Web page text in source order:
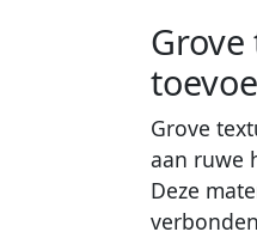
Grove
aan ruwe
Deze